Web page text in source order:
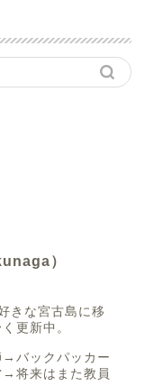
）
きな宮古島に移
更新中。
→バックパッカー
将来はまた教員